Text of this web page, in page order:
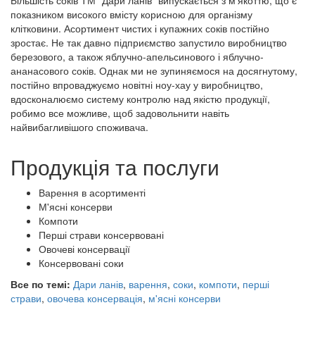
показником високого вмісту корисною для організму
клітковини. Асортимент чистих і купажних соків постійно
зростає. Не так давно підприємство запустило виробництво
березового, а також яблучно-апельсинового і яблучно-
ананасового соків. Однак ми не зупиняємося на досягнутому,
постійно впроваджуємо новітні ноу-хау у виробництво,
вдосконалюємо систему контролю над якістю продукції,
робимо все можливе, щоб задовольнити навіть
найвибагливішого споживача.
Продукція та послуги
Варення в асортименті
М'ясні консерви
Компоти
Перші страви консервовані
Овочеві консервації
Консервовані соки
Все по темі: Дари ланів, варення, соки, компоти, перші
страви, овочева консервація, м'ясні консерви